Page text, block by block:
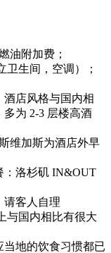
油附加费；
卫生间，空调）；
店风格与国内相
为 2-3 层楼高酒
维加斯为酒店外早
：洛杉矶 IN&OUT
请客人自理
与国内相比有很大
地的饮食习惯都已